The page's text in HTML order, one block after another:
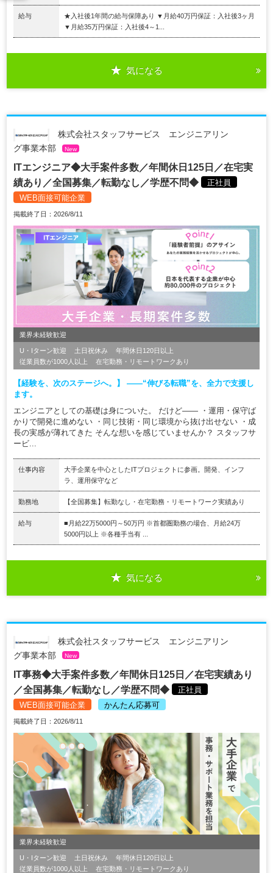
給与
★入社後1年間の給与保障あり ▼月給40万円保証：入社後3ヶ月
▼月給35万円保証：入社後4～1...
気になる
株式会社スタッフサービス エンジニアリン
グ事業本部
New
ITエンジニア◆大手案件多数／年間休日125日／在宅実
績あり／全国募集／転勤なし／学歴不問◆
正社員
WEB面接可能企業
掲載終了日：2026/8/11
業界未経験歓迎
U・Iターン歓迎 土日祝休み
年間休日120日以上
従業員数が1000人以上
在宅勤務・リモートワークあり
【経験を、次のステージへ。】 ――“伸びる転職”を、全力で支援し
ます。
エンジニアとしての基礎は身についた。 だけど―― ・運用・保守ば
かりで開発に進めない ・同じ技術・同じ環境から抜け出せない ・成
長の実感が薄れてきた そんな想いを感じていませんか？ スタッフサ
ービ...
仕事内容
大手企業を中心としたITプロジェクトに参画。開発、インフ
ラ、運用保守など
勤務地 【全国募集】転勤なし・在宅勤務・リモートワーク実績あり
給与
■月給22万5000円～50万円 ※首都圏勤務の場合、月給24万
5000円以上 ※各種手当有 ...
気になる
株式会社スタッフサービス エンジニアリン
グ事業本部
New
IT事務◆大手案件多数／年間休日125日／在宅実績あり
／全国募集／転勤なし／学歴不問◆
正社員
WEB面接可能企業
かんたん応募可
掲載終了日：2026/8/11
業界未経験歓迎
U・Iターン歓迎 土日祝休み
年間休日120日以上
従業員数が1000人以上
在宅勤務・リモートワークあり